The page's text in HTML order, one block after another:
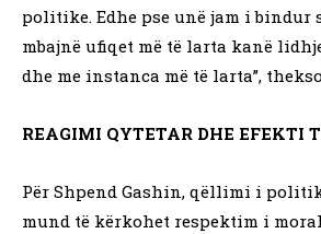
politike. Edhe pse unë jam i bindur
mbajnë ufiqet më të larta kanë
dhe me instanca më të larta”,
REAGIMI QYTETAR DHE EFEKTI
Për Shpend Gashin, qëllimi i
mund të kërkohet respektim i